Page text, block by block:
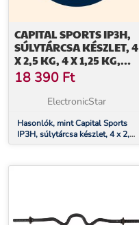
CAPITAL SPORTS IP3H,
SÚLYTÁRCSA KÉSZLET, 4
X 2,5 KG, 4 X 1,25 KG,
SÚLYEMELŐ RÚD 10 KG,
ÖSSZESEN 25 KG
18 390 Ft
ElectronicStar
Hasonlók, mint Capital Sports
IP3H, súlytárcsa készlet, 4 x 2,5
kg, 4 x 1,25 kg, súlyemelő rúd